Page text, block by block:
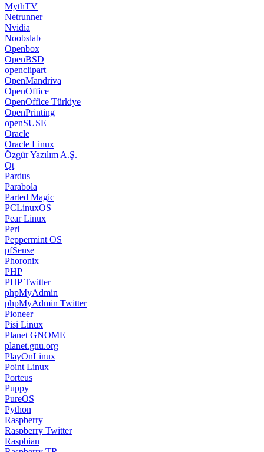
MythTV
Netrunner
Nvidia
Noobslab
Openbox
OpenBSD
openclipart
OpenMandriva
OpenOffice
OpenOffice Türkiye
OpenPrinting
openSUSE
Oracle
Oracle Linux
Özgür Yazılım A.Ş.
Qt
Pardus
Parabola
Parted Magic
PCLinuxOS
Pear Linux
Perl
Peppermint OS
pfSense
Phoronix
PHP
PHP Twitter
phpMyAdmin
phpMyAdmin Twitter
Pioneer
Pisi Linux
Planet GNOME
planet.gnu.org
PlayOnLinux
Point Linux
Porteus
Puppy
PureOS
Python
Raspberry
Raspberry Twitter
Raspbian